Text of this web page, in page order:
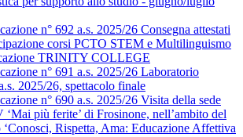
n° 692 a.s. 2025/26 Consegna attestati
corsi PCTO STEM e Multilinguismo
TRINITY COLLEGE
n° 691 a.s. 2025/26 Laboratorio
2025/26, spettacolo finale
n° 690 a.s. 2025/26 Visita della sede
‘Mai più ferite’ di Frosinone, nell’ambito del
‘Conosci, Rispetta, Ama: Educazione Affettiva